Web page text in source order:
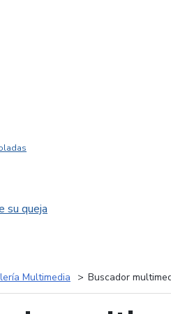
su queja
Multimedia Buscador